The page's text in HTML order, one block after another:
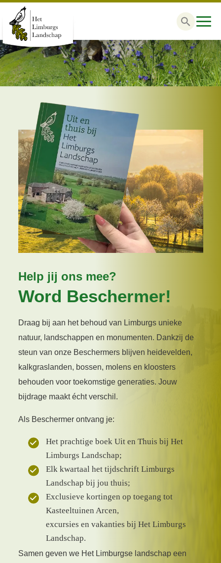
Zoek
Help jij ons mee?
Word Beschermer!
Draag bij aan het behoud van Limburgs unieke
natuur, landschappen en monumenten. Dankzij de
steun van onze Beschermers blijven heidevelden,
kalkgraslanden, bossen, molens en kloosters
behouden voor toekomstige generaties. Jouw
bijdrage maakt écht verschil.
Als Beschermer ontvang je:
Het prachtige boek Uit en Thuis bij Het
Limburgs Landschap;
Elk kwartaal het tijdschrift Limburgs
Landschap bij jou thuis;
Exclusieve kortingen op toegang tot
Kasteeltuinen Arcen,
excursies en vakanties bij Het Limburgs
Landschap.
Samen geven we Het Limburgse landschap een